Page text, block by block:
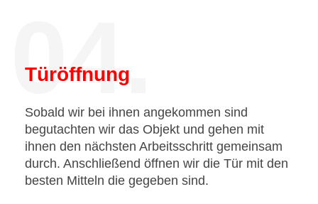
04.
Türöffnung
Sobald wir bei ihnen angekommen sind
begutachten wir das Objekt und gehen mit
ihnen den nächsten Arbeitsschritt gemeinsam
durch. Anschließend öffnen wir die Tür mit den
besten Mitteln die gegeben sind.